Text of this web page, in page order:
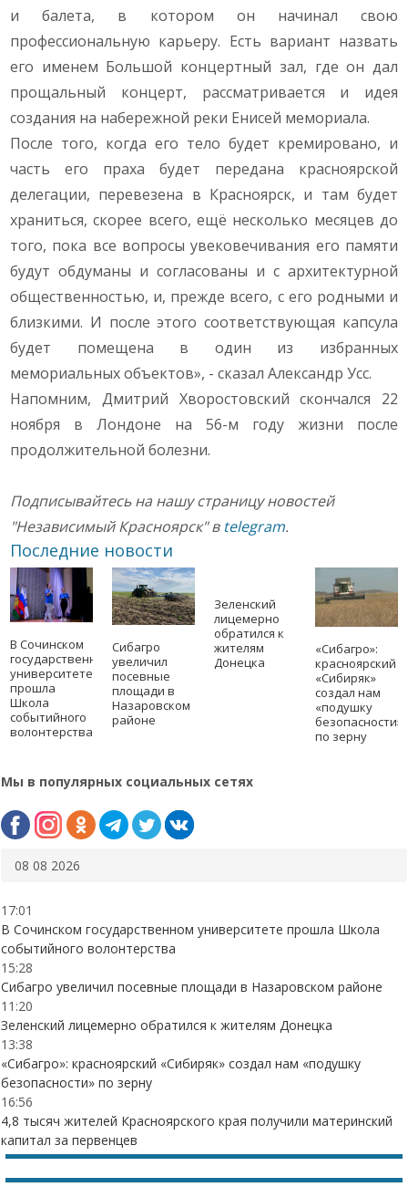
и балета, в котором он начинал свою
профессиональную карьеру. Есть вариант назвать
его именем Большой концертный зал, где он дал
прощальный концерт, рассматривается и идея
создания на набережной реки Енисей мемориала.
После того, когда его тело будет кремировано, и
часть его праха будет передана красноярской
делегации, перевезена в Красноярск, и там будет
храниться, скорее всего, ещё несколько месяцев до
того, пока все вопросы увековечивания его памяти
будут обдуманы и согласованы и с архитектурной
общественностью, и, прежде всего, с его родными и
близкими. И после этого соответствующая капсула
будет помещена в один из избранных
мемориальных объектов», - сказал Александр Усс.
Напомним, Дмитрий Хворостовский скончался 22
ноября в Лондоне на 56-м году жизни после
продолжительной болезни.
Подписывайтесь на нашу страницу новостей
"Независимый Красноярск" в telegram.
Последние новости
В Сочинском
государственном
университете
прошла
Школа
событийного
волонтерства
Сибагро
увеличил
посевные
площади в
Назаровском
районе
Зеленский
лицемерно
обратился к
жителям
Донецка
«Сибагро»:
красноярский
«Сибиряк»
создал нам
«подушку
безопасности»
по зерну
Мы в популярных социальных сетях
08 08 2026
17:01
В Сочинском государственном университете прошла Школа
событийного волонтерства
15:28
Сибагро увеличил посевные площади в Назаровском районе
11:20
Зеленский лицемерно обратился к жителям Донецка
13:38
«Сибагро»: красноярский «Сибиряк» создал нам «подушку
безопасности» по зерну
16:56
4,8 тысяч жителей Красноярского края получили материнский
капитал за первенцев